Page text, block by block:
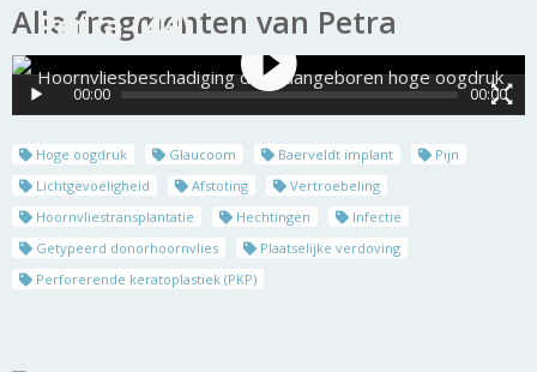
Alle fragmenten van Petra
Petra (44)
Hoornvliesbeschadiging door aangeboren hoge oogdruk
00:00 00:00
Hoge oogdruk Glaucoom Baerveldt implant
Pijn
Lichtgevoeligheid
Afstoting
Vertroebeling
Hoornvliestransplantatie
Hechtingen
Infectie
Getypeerd donorhoornvlies
Plaatselijke verdoving
Perforerende keratoplastiek (PKP)